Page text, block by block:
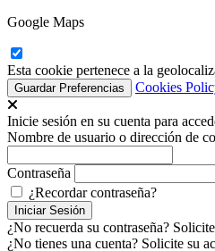
Google Maps
Esta cookie pertenece a la
Cookies
Inicie sesión en su cuenta para
Nombre de usuario o dirección de
Contraseña
¿Recordar contraseña?
¿No recuerda su contraseña?
¿No tienes una cuenta? Solicite su